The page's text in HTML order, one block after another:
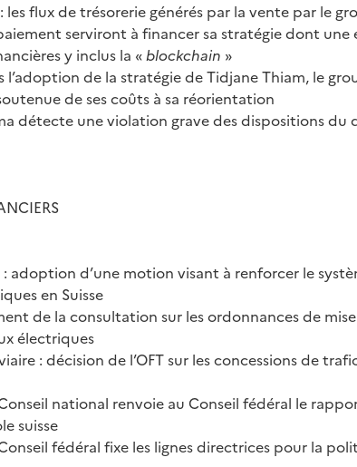
flux de trésorerie générés par la vente par le
serviront à financer sa stratégie dont
y inclus la « blockchain »
l’adoption de la stratégie de Tidjane Thiam, le
de ses coûts à sa réorientation
détecte une violation grave des dispositions du
adoption d’une motion visant à renforcer le
en Suisse
de la consultation sur les ordonnances de
électriques
: décision de l’OFT sur les concessions de
national renvoie au Conseil fédéral le
suisse
fédéral fixe les lignes directrices pour la